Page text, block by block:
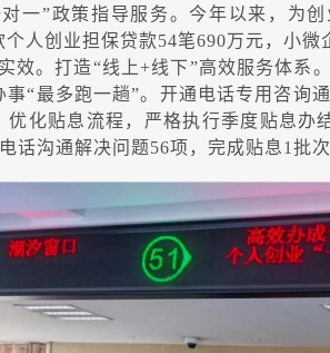
一”政策指导服务。今年以来，为
个人创业担保贷款54笔690万元，小
。打造“线上+线下”高效服务体系
事“最多跑一趟”。开通电话专用咨询
优化贴息流程，严格执行季度贴息
话沟通解决问题56项，完成贴息1批